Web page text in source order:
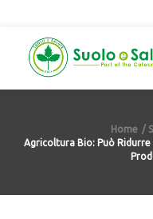
Home
Agricoltura Bio: Può